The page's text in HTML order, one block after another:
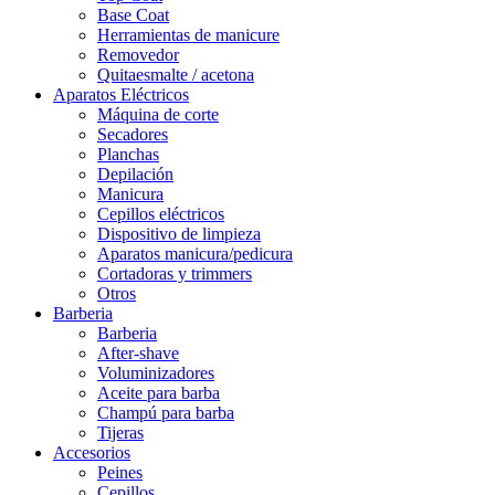
Base Coat
Herramientas de manicure
Removedor
Quitaesmalte / acetona
Aparatos Eléctricos
Máquina de corte
Secadores
Planchas
Depilación
Manicura
Cepillos eléctricos
Dispositivo de limpieza
Aparatos manicura/pedicura
Cortadoras y trimmers
Otros
Barberia
Barberia
After-shave
Voluminizadores
Aceite para barba
Champú para barba
Tijeras
Accesorios
Peines